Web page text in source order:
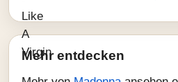
Mehr entdecken